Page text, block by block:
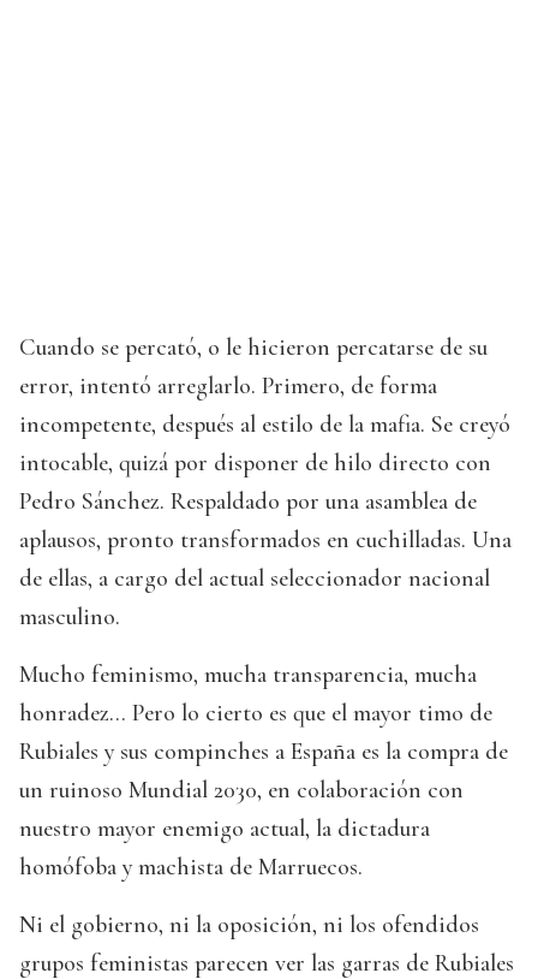
Cuando se percató, o le hicieron percatarse de su
error, intentó arreglarlo. Primero, de forma
incompetente, después al estilo de la mafia. Se creyó
intocable, quizá por disponer de hilo directo con
Pedro Sánchez. Respaldado por una asamblea de
aplausos, pronto transformados en cuchilladas. Una
de ellas, a cargo del actual seleccionador nacional
masculino.
Mucho feminismo, mucha transparencia, mucha
honradez… Pero lo cierto es que el mayor timo de
Rubiales y sus compinches a España es la compra de
un ruinoso Mundial 2030, en colaboración con
nuestro mayor enemigo actual, la dictadura
homófoba y machista de Marruecos.
Ni el gobierno, ni la oposición, ni los ofendidos
grupos feministas parecen ver las garras de Rubiales